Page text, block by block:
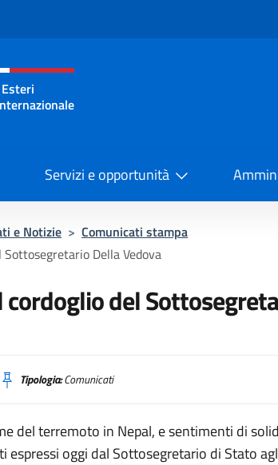
e menù
Servizi e opportunità
e Notizie > Comunicati stampa
Della Vedova
del
Tipologia:Comunicati
del terremoto in Nepal, e sentimenti di
espressi oggi dal Sottosegretario di Stato